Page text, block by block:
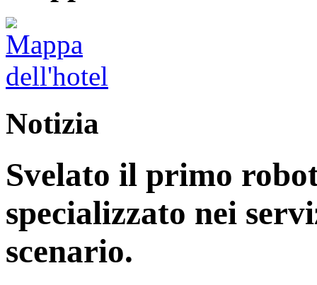
Notizia
Svelato il primo
specializzato nei
scenario.